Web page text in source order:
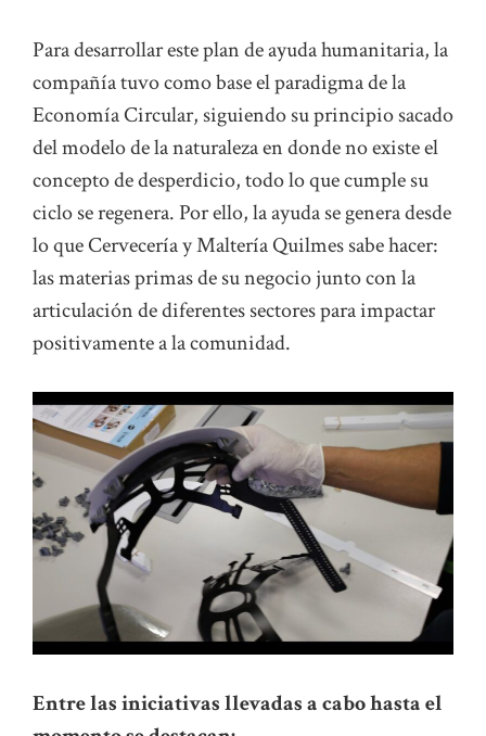
Para desarrollar este plan de ayuda humanitaria, la
compañía tuvo como base el paradigma de la
Economía Circular, siguiendo su principio sacado
del modelo de la naturaleza en donde no existe el
concepto de desperdicio, todo lo que cumple su
ciclo se regenera. Por ello, la ayuda se genera desde
lo que Cervecería y Maltería Quilmes sabe hacer:
las materias primas de su negocio junto con la
articulación de diferentes sectores para impactar
positivamente a la comunidad.
Entre las iniciativas llevadas a cabo hasta el